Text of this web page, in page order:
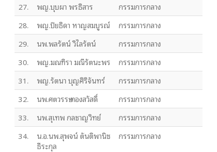
27.
พญ.บุบผา พรธิสาร
กรรมการกลาง
28.
พญ.ปิยธิดา หาญสมบูรณ์
กรรมการกลาง
29.
นพ.พลรัตน์ วิไลรัตน์
กรรมการกลาง
30.
พญ.มณฑิรา มณีรัตนะพร
กรรมการกลาง
31.
พญ.รัตนา บุญศิริจันทร์
กรรมการกลาง
32.
นพ.ศตวรรษ ทองสวัสดิ์
กรรมการกลาง
33.
นพ.สุเทพ กลชาญวิทย์
กรรมการกลาง
34.
น.อ.นพ.สุพจน์ ตันติพานิช
ธีระกุล
กรรมการกลาง